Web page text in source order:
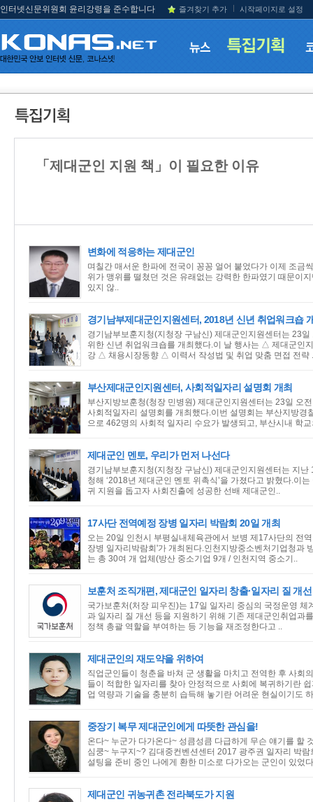
인터넷신문위원회 윤리강령을 준수합니다 즐겨찾기 추가 시작페이지로 설정
「제대군인 지원 책」이 필요한 이유
변화에 적응하는 제대군인
며칠간 매서운 한파에 전국이 꽁꽁 얼어 붙었다가 이제 조
위가 맹위를 떨쳤던 것은 유래없는 강력한 한파였기 때문이
있지 않..
경기남부제대군인지원센터, 2018년 신년 취업워크숍
경기남부보훈지청(지청장 구남신) 제대군인지원센터는 23
위한 신년 취업워크숍를 개최했다.이 날 행사는 △ 제대군인
강 △ 채용시장동향 △ 이력서 작성법 및 취업 맞춤 면접 전략
부산제대군인지원센터, 사회적일자리 설명회 개최
부산지방보훈청(청장 민병원) 제대군인지원센터는 23일 오
사회적일자리 설명회를 개최했다.이번 설명회는 부산지방
으로 462명의 사회적 일자리 수요가 발생되고, 부산시내 학
제대군인 멘토, 우리가 먼저 나선다
경기남부보훈지청(지청장 구남신) 제대군인지원센터는 지
청해 ‘2018년 제대군인 멘토 위촉식’을 가졌다고 밝혔다.이
귀 지원을 돕고자 사회진출에 성공한 선배 제대군인..
17사단 전역예정 장병 일자리 박람회 20일 개최
오는 20일 인천시 부평실내체육관에서 보병 제17사단의 전
장병 일자리박람회'가 개최된다.인천지방중소벤처기업청과
는 총 30여 개 업체(방산 중소기업 9개 / 인천지역 중소기..
보훈처 조직개편, 제대군인 일자리 창출·일자리 질 개
국가보훈처(처장 피우진)는 17일 일자리 중심의 국정운영
과 일자리 질 개선 등을 지원하기 위해 기존 제대군인취업과
정책 총괄 역할을 부여하는 등 기능을 재조정한다고 ..
제대군인의 재도약을 위하여
직업군인들이 청춘을 바쳐 군 생활을 마치고 전역한 후 사회
들이 적합한 일자리를 찾아 안정적으로 사회에 복귀하기란
업 역량과 기술을 충분히 습득해 놓기란 어려운 현실이기도
중장기 복무 제대군인에게 따뜻한 관심을!
온다~ 누군가 다가온다~ 성큼성큼 다급하게 무슨 얘기를 할
심쿵~ 누구지~? 김대중컨벤션센터 2017 광주권 일자리 박
설팅을 준비 중인 나에게 환한 미소로 다가오는 군인이 있었
제대군인 귀농귀촌 전라북도가 지원